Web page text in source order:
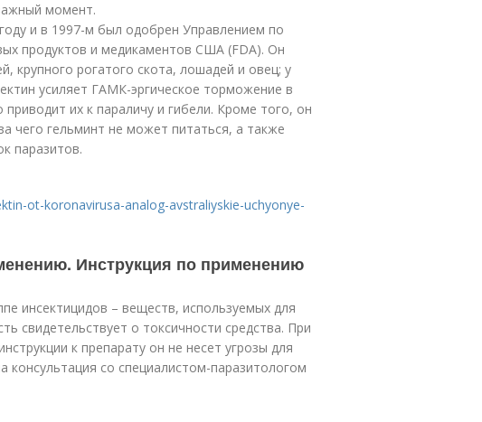
момент.
и в 1997-м был одобрен Управлением по
продуктов и медикаментов США (FDA). Он
крупного рогатого скота, лошадей и овец; у
усиляет ГАМК-эргическое торможение в
их к параличу и гибели. Кроме того, он
чего гельминт не может питаться, а также
паразитов.
ot-koronavirusa-analog-avstraliyskie-uchyonye-
Инструкция по применению
инсектицидов – веществ, используемых для
свидетельствует о токсичности средства. При
к препарату он не несет угрозы для
со специалистом-паразитологом